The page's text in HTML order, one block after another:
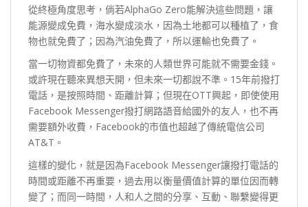
從終極角度思考，倘若AlphaGo Zero能解決這些問題，讓
能源變成免費，海水變成淡水，因為土地都可以種植了，食
物也就免費了；因為汽油免費了，所以運輸也免費了。
當一切物資都免費了，未來的人類世界可能就不需要金錢。
或許現在聽來異想天開，但未來一切都說不準。15年前撥打
電話，是按照時間、距離計算；但現在OTT興起，即使使用
Facebook Messenger撥打網路語音給國外的友人，也不再
需要額外收費，Facebook的市值也超越了傳統電信公司
AT&T。
這樣的變化，就是因為Facebook Messenger讓撥打電話的
時間或距離不再重要，過去用以衡量價值計算的單位因而轉
變了；而同一時間，人和人之間的分享、互動、聯繫變得更